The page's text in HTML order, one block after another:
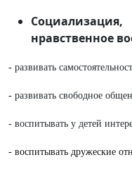
нравственное
- развивать
- развивать свободное
- воспитывать у детей
- воспитывать дружеские